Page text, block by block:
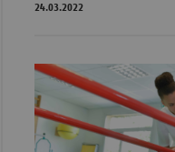
24.03.2022